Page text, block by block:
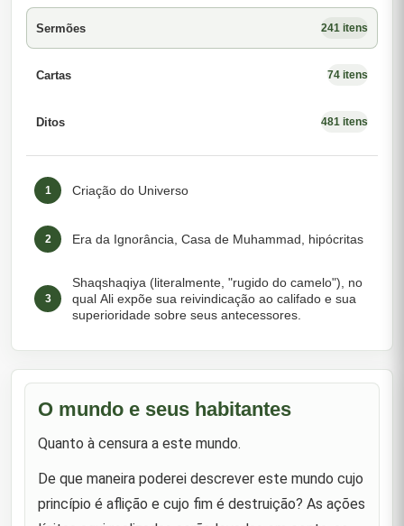
Sermões 241 itens
Cartas 74 itens
Ditos 481 itens
1 Criação do Universo
2 Era da Ignorância, Casa de Muhammad, hipócritas
3
Shaqshaqiya (literalmente, "rugido do camelo"), no
qual Ali expõe sua reivindicação ao califado e sua
superioridade sobre seus antecessores.
5
Quando Abbas e Abu Sufyan se ofereceram para
jurar lealdade a ele pelo califado após a morte de
6
Ao ser aconselhado a não perseguir Talha e Zubayr
por brigarem, ele disse: "Estou lutando!"
O mundo e seus habitantes
Quanto à censura a este mundo.
De que maneira poderei descrever este mundo cujo
princípio é aflição e cujo fim é destruição? As ações